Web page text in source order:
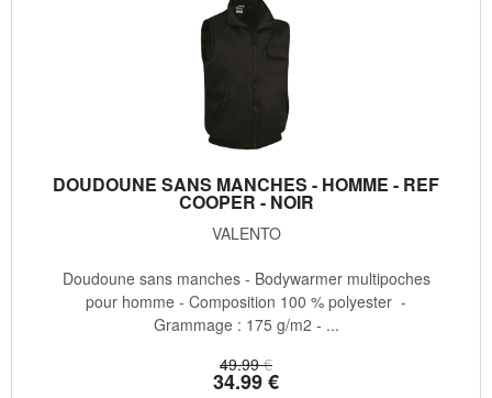
DOUDOUNE SANS MANCHES - HOMME - REF
COOPER - NOIR
VALENTO
49.99 €
34.99€
Doudoune sans manches - Bodywarmer multipoches
pour homme - Composition 100 % polyester -
Grammage : 175 g/m2 - ...